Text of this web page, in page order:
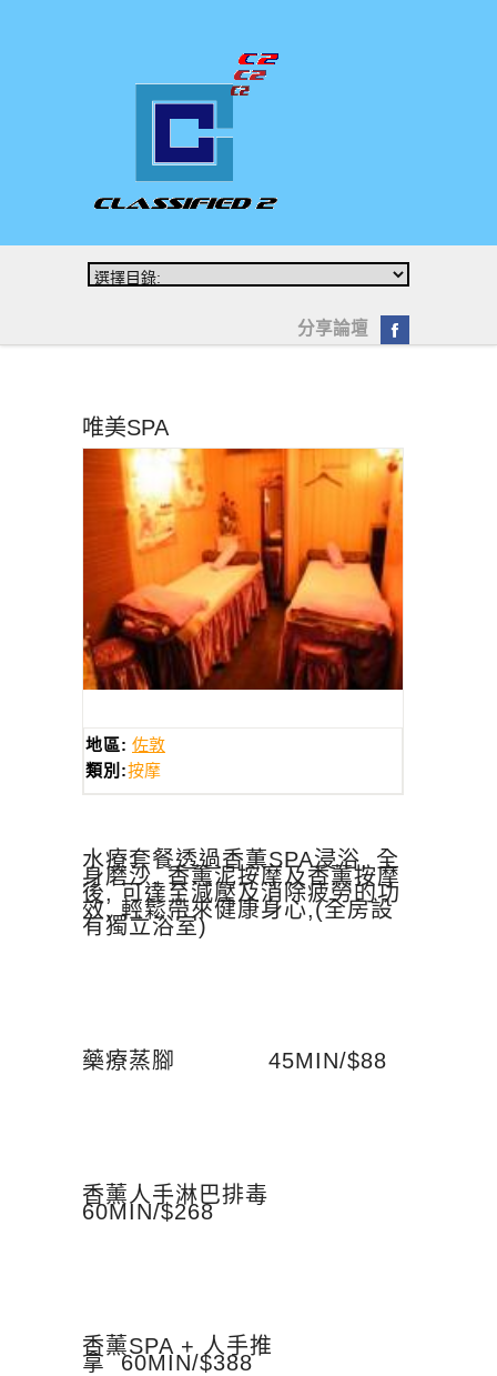
分享論壇
唯美SPA
地區: 佐敦
類別:按摩
水療套餐透過香薫SPA浸浴, 全
身磨沙, 香薰泥按摩及香薰按摩
後, 可達至減壓及消除疲勞的功
效, 輕鬆帶來健康身心,(全房設
有獨立浴室)
藥療蒸腳 45MIN/$88
香薰人手淋巴排毒
60MIN/$268
香薰SPA + 人手推
拿 60MIN/$388